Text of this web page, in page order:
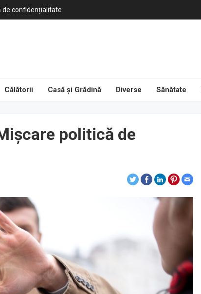
de confidențialitate
Călătorii Casă și Grădină Diverse Sănătate
politică de